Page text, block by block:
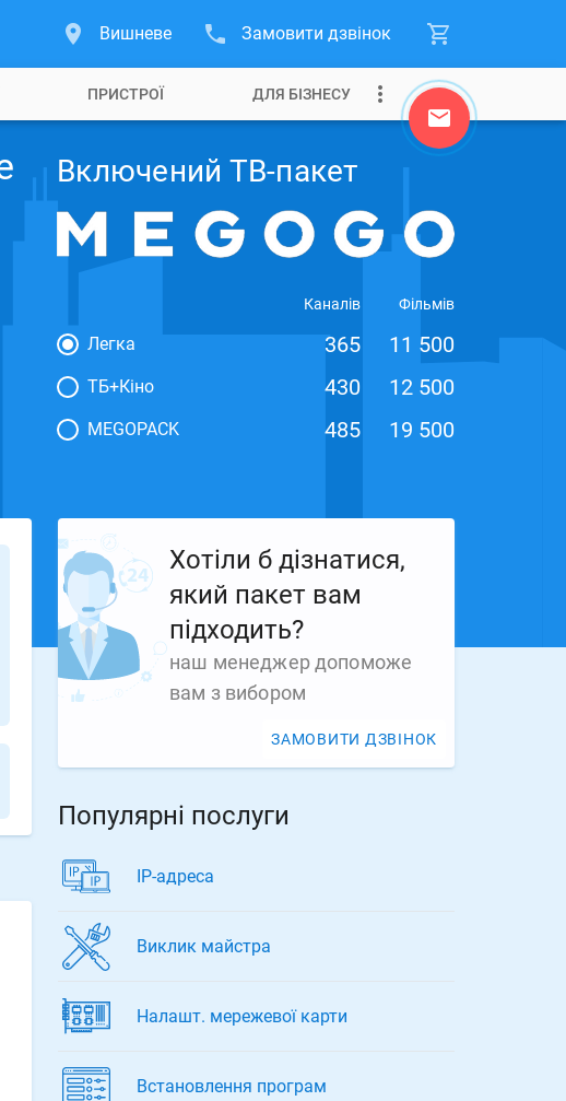
Вишневе Замовити дзвінок
ПРИСТРОЇ ДЛЯ БІЗНЕСУ
Включений ТВ-пакет
Каналів Фільмів
Легка 365 11 500
ТБ+Кіно 430 12 500
MEGOPACK 485 19 500
Хотіли б дізнатися,
який пакет вам
підходить?
наш менеджер допоможе
вам з вибором
ЗАМОВИТИ ДЗВІНОК
Популярні послуги
ІР-адреса
Виклик майстра
Налашт. мережевої карти
Встановлення програм